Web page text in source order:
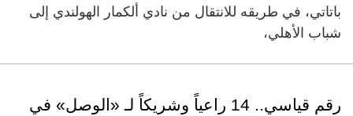
باتاتي، في طريقه للانتقال من نادي ألكمار الهولندي إلى
شباب الأهلي،
رقم قياسي.. 14 راعياً وشريكاً لـ «الوصل» في